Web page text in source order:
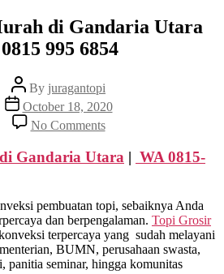
di Gandaria Utara
995 6854
Post
author
By juragantopi
Post
date
October 18, 2020
No Commentson
Topi
Grosir
Murah
Utara
WA
0815
995
6854
di Gandaria Utara | WA 0815-
pembuatan topi, sebaiknya Anda
dan berpengalaman. Topi Grosir
terpercaya yang sudah melayani
BUMN, perusahaan swasta,
panitia seminar, hingga komunitas